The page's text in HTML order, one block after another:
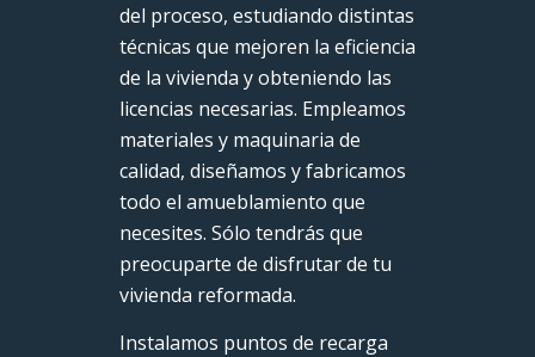
del proceso, estudiando distintas
técnicas que mejoren la eficiencia
de la vivienda y obteniendo las
licencias necesarias. Empleamos
materiales y maquinaria de
calidad, diseñamos y fabricamos
todo el amueblamiento que
necesites. Sólo tendrás que
preocuparte de disfrutar de tu
vivienda reformada.
Instalamos puntos de recarga